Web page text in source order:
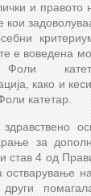
и правото
кои
е воведена
Фоли
како и
катетар.
за
став 4 од
остварување